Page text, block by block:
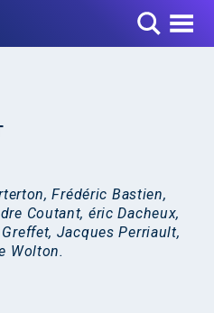
Toggle Menu
Frédéric Bastien,
Coutant, éric Dacheux,
Jacques Perriault,
Wolton.